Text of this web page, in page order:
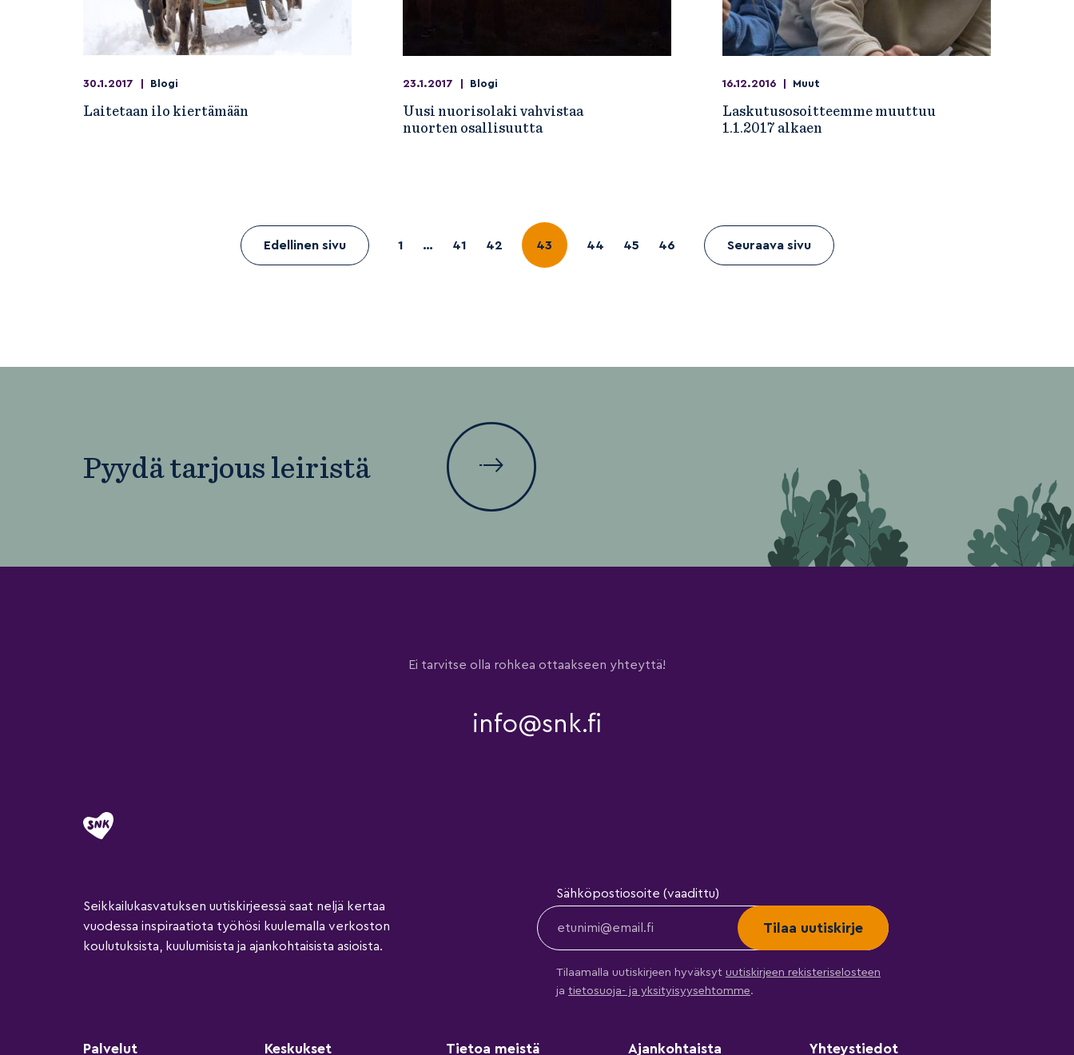
30.1.2017 Blogi
Laitetaan ilo kiertämään
23.1.2017 Blogi
Uusi nuorisolaki vahvistaa
nuorten osallisuutta
16.12.2016 Muut
Laskutusosoitteemme muuttuu
1.1.2017 alkaen
Edellinen sivu 1 … 41 42 43 44 45 46 Seuraava sivu
Pyydä tarjous leiristä
Ei tarvitse olla rohkea ottaakseen yhteyttä!
info@snk.fi
Seikkailukasvatuksen uutiskirjeessä saat neljä kertaa
vuodessa inspiraatiota työhösi kuulemalla verkoston
koulutuksista, kuulumisista ja ajankohtaisista asioista.
Sähköpostiosoite (vaadittu)
Tilaamalla uutiskirjeen hyväksyt uutiskirjeen rekisteriselosteen
ja tietosuoja- ja yksityisyysehtomme.
Palvelut Keskukset Tietoa meistä Ajankohtaista Yhteystiedot